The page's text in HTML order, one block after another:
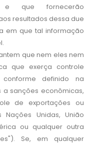
e que fornecerão
resultados dessa due
em que tal informação
que nem eles nem
que exerça controle
definido na
sanções econômicas,
de exportações ou
Unidas, União
ou qualquer outra
Se, em qualquer